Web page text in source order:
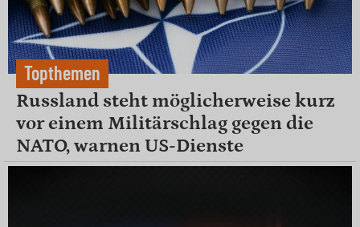
Topthemen
Russland steht möglicherweise kurz
vor einem Militärschlag gegen die
NATO, warnen US-Dienste